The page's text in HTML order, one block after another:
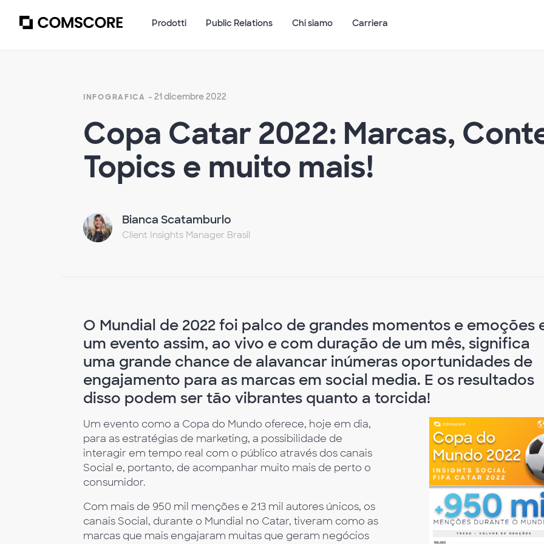
Prodotti Public Relations Chi siamo Carriera
INFOGRAFICA - 21 dicembre 2022
Copa Catar 2022: Marcas,
Topics e muito mais!
Bianca Scatamburlo
Client Insights Manager Brasil
O Mundial de 2022 foi palco de grandes momentos e emoções
um evento assim, ao vivo e com duração de um mês, significa
uma grande chance de alavancar inúmeras oportunidades de
engajamento para as marcas em social media. E os resultados
disso podem ser tão vibrantes quanto a torcida!
Um evento como a Copa do Mundo oferece, hoje em dia,
para as estratégias de marketing, a possibilidade de
interagir em tempo real com o público através dos canais
Social e, portanto, de acompanhar muito mais de perto o
consumidor.
Com mais de 950 mil menções e 213 mil autores únicos, os
canais Social, durante o Mundial no Catar, tiveram como as
marcas que mais engajaram muitas que geram negócios